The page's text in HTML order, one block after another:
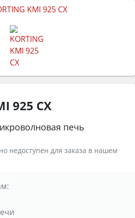
925 CX
печь
недоступен для заказа в нашем